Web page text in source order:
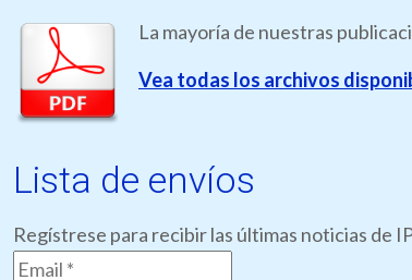
La mayoría de nuestras
Vea todas los archivos
Lista de envíos
Regístrese para recibir las últimas noticias de